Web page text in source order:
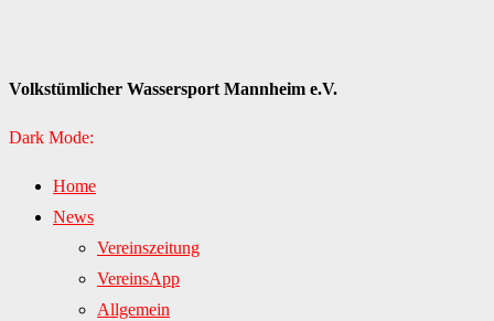
Volkstümlicher Wassersport Mannheim e.V.
Dark Mode:
Home
News
Vereinszeitung
VereinsApp
Allgemein